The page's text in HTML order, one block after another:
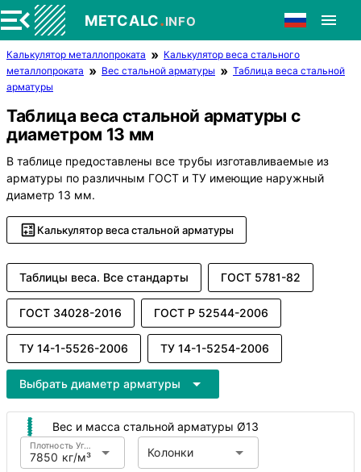
METCALC.INFO
Калькулятор металлопроката
Калькулятор веса стального
металлопроката
Вес стальной арматуры
Таблица веса стальной
арматуры
Таблица веса стальной арматуры с
диаметром 13 мм
В таблице предоставлены все трубы изготавливаемые из
арматуры по различным ГОСТ и ТУ имеющие наружный
диаметр 13 мм.
Калькулятор веса стальной арматуры
Таблицы веса. Все стандарты ГОСТ 5781-82
ГОСТ 34028-2016 ГОСТ Р 52544-2006
ТУ 14-1-5526-2006 ТУ 14-1-5254-2006
Выбрать диаметр арматуры
Вес и масса стальной арматуры Ø13
7850 кг/м³
Плотность Углеродистая сталь Колонки